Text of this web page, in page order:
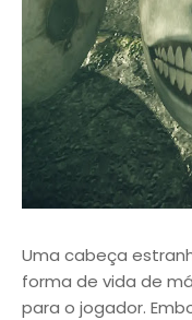
Uma cabeça
forma de vida de
para o jogador.